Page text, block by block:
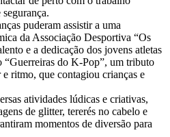
puderam assistir a uma
da Associação Desportiva “Os
e a dedicação dos jovens atletas
“Guerreiras do K-Pop”, um tributo
ritmo, que contagiou crianças e
atividades lúdicas e criativas,
de glitter, tererés no cabelo e
momentos de diversão para